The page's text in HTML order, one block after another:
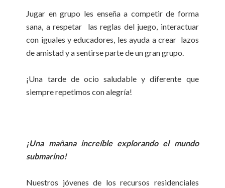
Jugar en grupo les enseña a competir de forma
sana, a respetar las reglas del juego, interactuar
con iguales y educadores, les ayuda a crear lazos
de amistad y a sentirse parte de un gran grupo.
¡Una tarde de ocio saludable y diferente que
siempre repetimos con alegría!
¡Una mañana increíble explorando el mundo
submarino!
Nuestros jóvenes de los recursos residenciales